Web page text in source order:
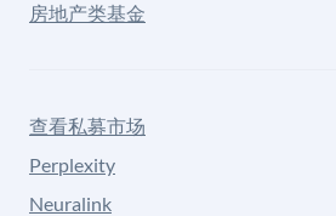
房地产类基金
查看私募市场
Perplexity
Neuralink